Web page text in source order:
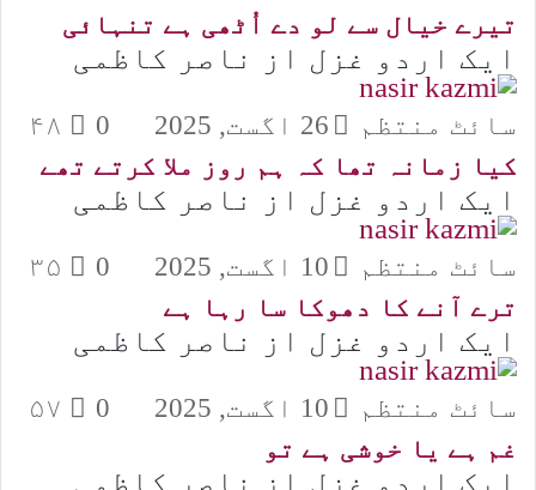
تیرے خیال سے لو دے اُٹھی ہے تنہائی
ایک اردو غزل از ناصر کاظمی
سائٹ منتظم 26 اگست, 2025 0
کیا زمانہ تھا کہ ہم روز ملا کرتے تھے
ایک اردو غزل از ناصر کاظمی
سائٹ منتظم 10 اگست, 2025 0
ترے آنے کا دھوکا سا رہا ہے
ایک اردو غزل از ناصر کاظمی
سائٹ منتظم 10 اگست, 2025 0
غم ہے یا خوشی ہے تو
ایک اردو غزل از ناصر کاظمی